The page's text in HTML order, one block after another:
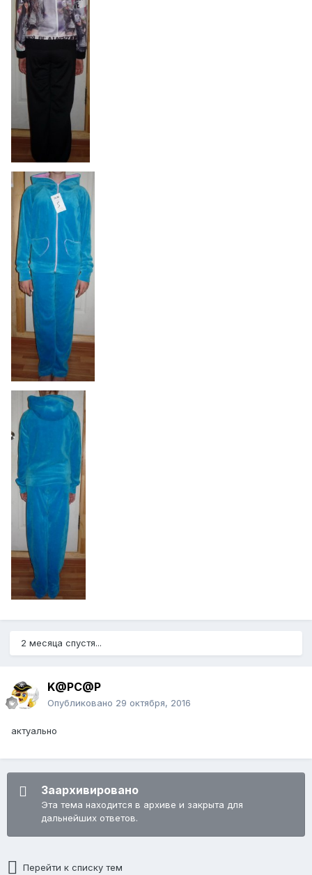
2 месяца спустя...
K@PC@P
Опубликовано 29 октября, 2016
актуально
Заархивировано
Эта тема находится в архиве и закрыта для
дальнейших ответов.
Перейти к списку тем